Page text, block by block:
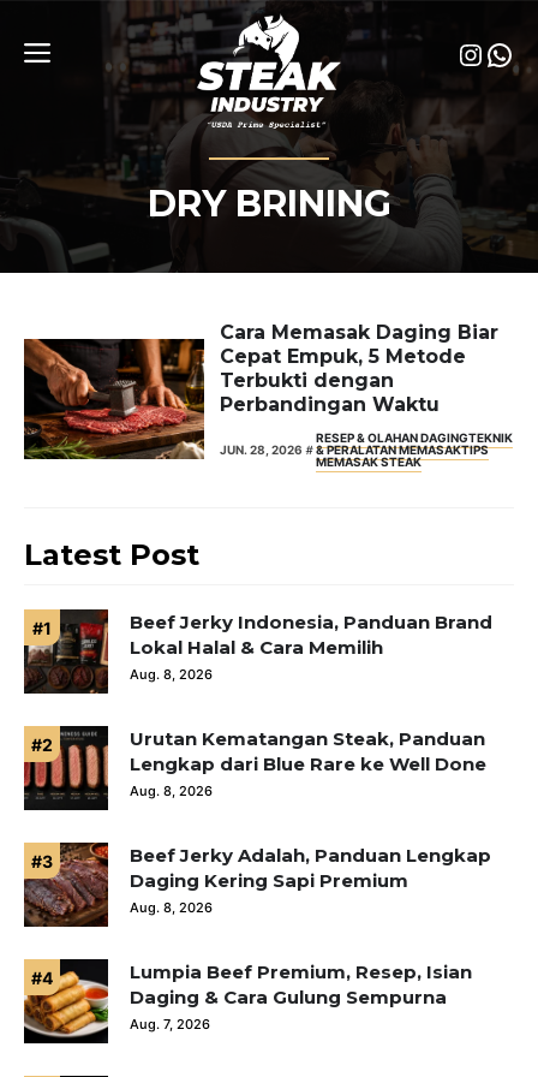
DRY BRINING
Cara Memasak Daging Biar
Cepat Empuk, 5 Metode
Terbukti dengan
Perbandingan Waktu
JUN. 28, 2026
RESEP & OLAHAN DAGINGTEKNIK
& PERALATAN MEMASAKTIPS
MEMASAK STEAK
Latest Post
Beef Jerky Indonesia, Panduan Brand
Lokal Halal & Cara Memilih
Aug. 8, 2026
Urutan Kematangan Steak, Panduan
Lengkap dari Blue Rare ke Well Done
Aug. 8, 2026
Beef Jerky Adalah, Panduan Lengkap
Daging Kering Sapi Premium
Aug. 8, 2026
Lumpia Beef Premium, Resep, Isian
Daging & Cara Gulung Sempurna
Aug. 7, 2026